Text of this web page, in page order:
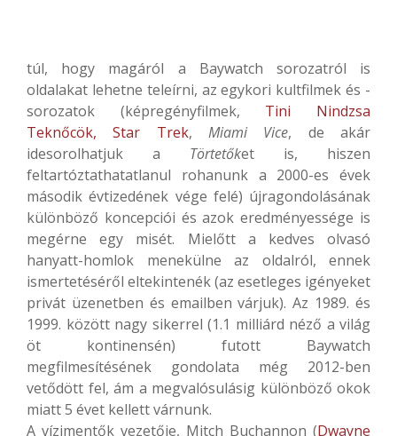
túl, hogy magáról a Baywatch sorozatról is
oldalakat lehetne teleírni, az egykori kultfilmek és -
sorozatok (képregényfilmek, Tini Nindzsa
Teknőcök,
Star Trek,Miami Vice, de akár
idesorolhatjuk a Törtetőket is, hiszen
feltartóztathatatlanul rohanunk a 2000-es évek
második évtizedének vége felé) újragondolásának
különböző koncepciói és azok eredményessége is
megérne egy misét. Mielőtt a kedves olvasó
hanyatt-homlok menekülne az oldalról, ennek
ismertetéséről eltekintenék (az esetleges igényeket
privát üzenetben és emailben várjuk). Az 1989. és
1999. között nagy sikerrel (1.1 milliárd néző a világ
öt kontinensén) futott Baywatch
megfilmesítésének gondolata még 2012-ben
vetődött fel, ám a megvalósulásig különböző okok
miatt 5 évet kellett várnunk.
A vízimentők vezetője, Mitch Buchannon (Dwayne